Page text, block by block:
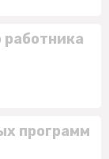
программ